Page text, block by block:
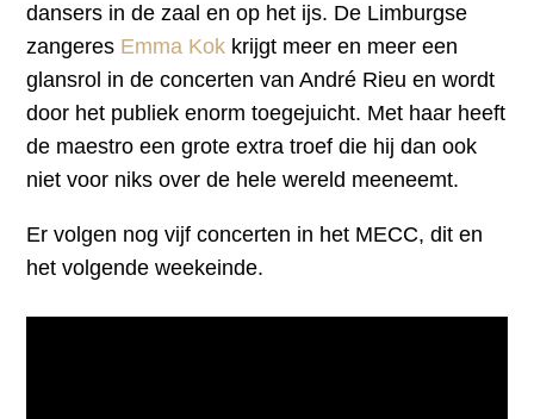
dansers in de zaal en op het ijs. De Limburgse
zangeres Emma Kok krijgt meer en meer een
glansrol in de concerten van André Rieu en wordt
door het publiek enorm toegejuicht. Met haar heeft
de maestro een grote extra troef die hij dan ook
niet voor niks over de hele wereld meeneemt.
Er volgen nog vijf concerten in het MECC, dit en
het volgende weekeinde.